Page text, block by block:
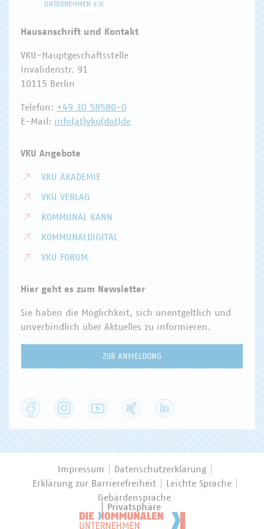
Hausanschrift und Kontakt
VKU-Hauptgeschäftsstelle
Invalidenstr. 91
10115 Berlin
Telefon: +49 30 58580-0
E-Mail: info(at)vku(dot)de
VKU Angebote
VKU AKADEMIE
VKU VERLAG
KOMMUNAL KANN
KOMMUNALDIGITAL
VKU FORUM
Hier geht es zum Newsletter
Sie haben die Möglichkeit, sich unentgeltlich und
unverbindlich über Aktuelles zu informieren.
ZUR ANMELDUNG
Facebook Instagram YouTube
Impressum
Datenschutzerklärung
Erklärung zur Barrierefreiheit
Leichte Sprache
Gebärdensprache
Privatsphäre